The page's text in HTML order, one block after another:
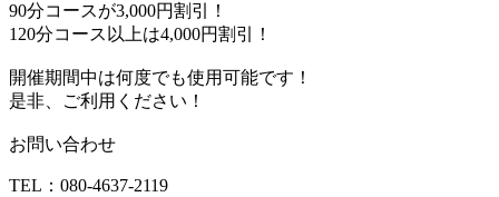
90分コースが3,000円割引！
120分コース以上は4,000円割引！
開催期間中は何度でも使用可能です！
是非、ご利用ください！
お問い合わせ
TEL：080-4637-2119